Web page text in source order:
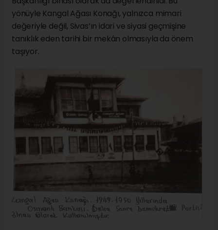
yönüyle Kangal Ağası Konağı, yalnızca mimari
değeriyle değil, Sivas’ın idari ve siyasi geçmişine
tanıklık eden tarihi bir mekân olmasıyla da önem
taşıyor.